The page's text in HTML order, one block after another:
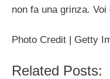
non fa una grinza.
Photo Credit | Getty
Related Posts: